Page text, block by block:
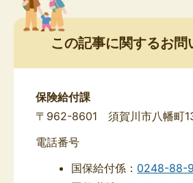
この記事に関するお問
保険給付課
〒962-8601 須賀川市八幡町
電話番号
国保給付係： 0248-88-